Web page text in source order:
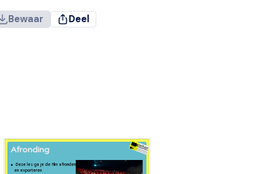
Bewaar Deel
Deze les ga je de film afronden
en exporteren
Afronding